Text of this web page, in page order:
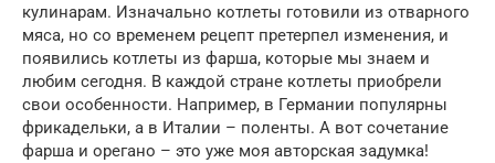
кулинарам. Изначально котлеты готовили из отварного
мяса, но со временем рецепт претерпел изменения, и
появились котлеты из фарша, которые мы знаем и
любим сегодня. В каждой стране котлеты приобрели
свои особенности. Например, в Германии популярны
фрикадельки, а в Италии – поленты. А вот сочетание
фарша и орегано – это уже моя авторская задумка!